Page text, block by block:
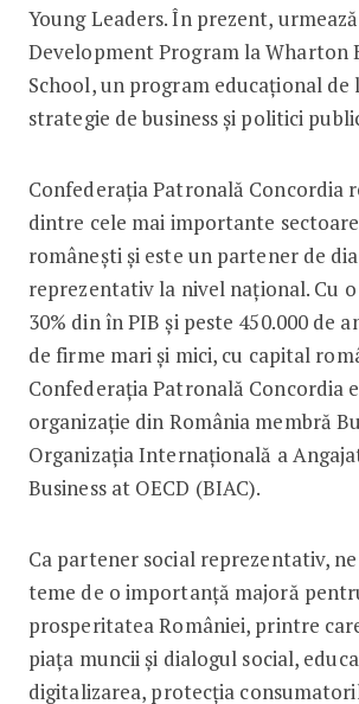
Young Leaders. În prezent,
Development Program la Wharton
School, un program educațional de
strategie de business și politici
Confederația Patronală Concordia
dintre cele mai importante
românești și este un partener de
reprezentativ la nivel național. Cu
30% din în PIB și peste 450.000 de
de firme mari și mici, cu capital
Confederația Patronală Concordia
organizație din România membră
Organizația Internațională a
Business at OECD (BIAC).
Ca partener social reprezentativ,
teme de o importanță majoră
prosperitatea României, printre
piața muncii și dialogul social,
digitalizarea, protecția